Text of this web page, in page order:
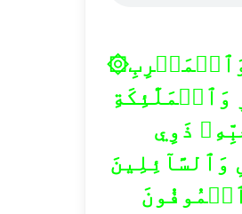
۞لَّيۡسَ ٱلۡبِرَّ أَن تُوَلُّواْ وُجُوهَكُمۡ قِبَلَ ٱلۡمَشۡرِقِ وَٱلۡمَغۡرِبِ
وَٱلۡمَلَٰٓئِكَةِ
ذَوِي